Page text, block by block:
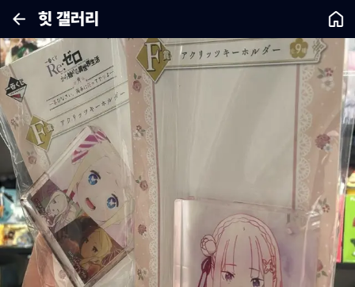
힛 갤러리